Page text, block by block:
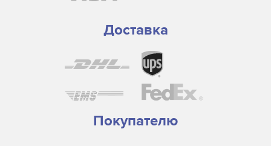
Доставка
Покупателю